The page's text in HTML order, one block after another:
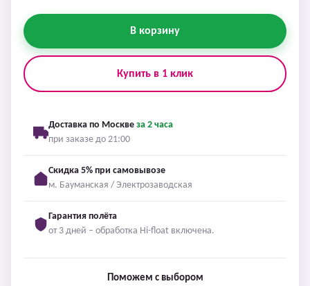
В корзину
Купить в 1 клик
Доставка по Москве за 2 часа
при заказе до 21:00
Скидка 5% при самовывозе
м. Бауманская / Электрозаводская
Гарантия полёта
от 3 дней – обработка Hi-float включена.
Поможем с выбором